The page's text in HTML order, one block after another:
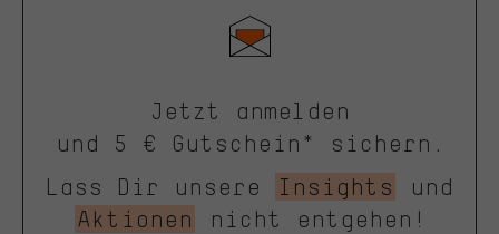
Jetzt anmelden
und 5 € Gutschein* sichern.
Lass Dir unsere
Insights
und
Aktionen
nicht entgehen!